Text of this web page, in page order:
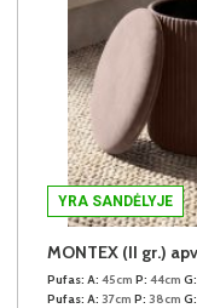
YRA SANDĖLYJE
Pufas: A: 45cm P: 44cm G:
Pufas: A: 37cm P: 38cm G: